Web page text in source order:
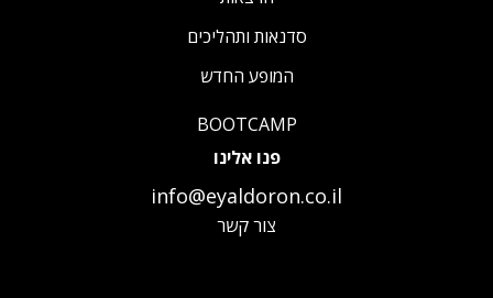
סדנאות ותהליכים
המופע החדש
BOOTCAMP
פנו אלינו
info@eyaldoron.co.il
צור קשר